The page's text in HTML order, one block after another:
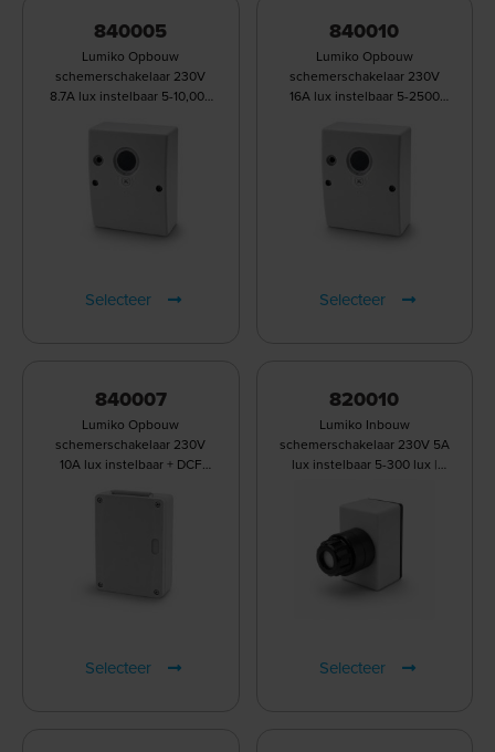
840005
Lumiko Opbouw
schemerschakelaar 230V
8.7A lux instelbaar 5-10,000
Selecteer
840010
Lumiko Opbouw
schemerschakelaar 230V
16A lux instelbaar 5-2500
Selecteer
840007
Lumiko Opbouw
schemerschakelaar 230V
10A lux instelbaar + DCF
Selecteer
820010
Lumiko Inbouw
schemerschakelaar 230V 5A
lux instelbaar 5-300 lux |
Selecteer